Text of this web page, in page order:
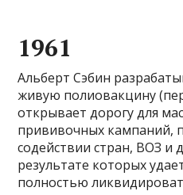
1961
Альберт Сэбин
живую полиовакцину
открывает дорогу для
прививочных кампаний,
содействии стран, ВОЗ и
результате которых
полностью